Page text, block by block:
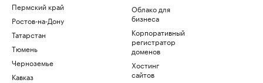
Пермский край
Ростов-на-Дону
Татарстан
Тюмень
Черноземье
Кавказ
Облако для
бизнеса
Корпоративный
регистратор
доменов
Хостинг
сайтов